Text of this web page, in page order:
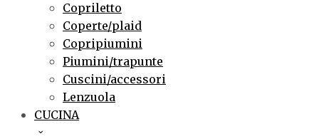
Copriletto
Coperte/plaid
Copripiumini
Piumini/trapunte
Cuscini/accessori
Lenzuola
CUCINA